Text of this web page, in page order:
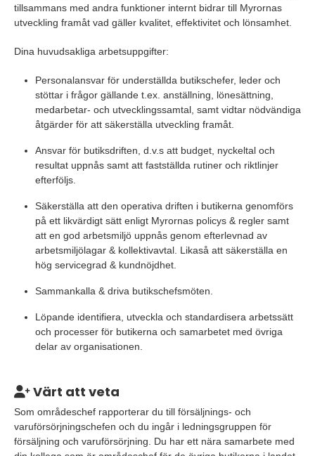
tillsammans med andra funktioner internt bidrar till Myrornas
utveckling framåt vad gäller kvalitet, effektivitet och lönsamhet.
Dina huvudsakliga arbetsuppgifter:
Personalansvar för underställda butikschefer, leder och
stöttar i frågor gällande t.ex. anställning, lönesättning,
medarbetar- och utvecklingssamtal, samt vidtar nödvändiga
åtgärder för att säkerställa utveckling framåt.
Ansvar för butiksdriften, d.v.s att budget, nyckeltal och
resultat uppnås samt att fastställda rutiner och riktlinjer
efterföljs.
Säkerställa att den operativa driften i butikerna genomförs
på ett likvärdigt sätt enligt Myrornas policys & regler samt
att en god arbetsmiljö uppnås genom efterlevnad av
arbetsmiljölagar & kollektivavtal. Likaså att säkerställa en
hög servicegrad & kundnöjdhet.
Sammankalla & driva butikschefsmöten.
Löpande identifiera, utveckla och standardisera arbetssätt
och processer för butikerna och samarbetet med övriga
delar av organisationen.
Värt att veta
Som områdeschef rapporterar du till försäljnings- och
varuförsörjningschefen och du ingår i ledningsgruppen för
försäljning och varuförsörjning. Du har ett nära samarbete med